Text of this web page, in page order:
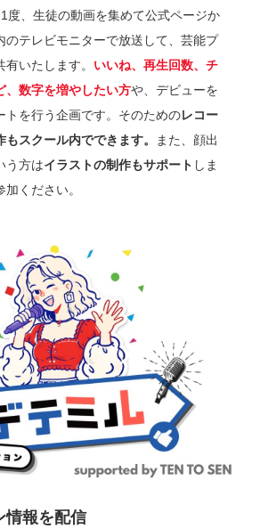
度、生徒の動画を集めて公式ページか
のテレビモニターで放送して、芸能プ
いたします。 いいね、再生回数、チ
、数字を増やしたい方や、デビューを
トを行う企画です。そのためのレコー
スクール内でできます。
また、顔出
う方はイラストの制作もサポート しま
ください。
情報を配信